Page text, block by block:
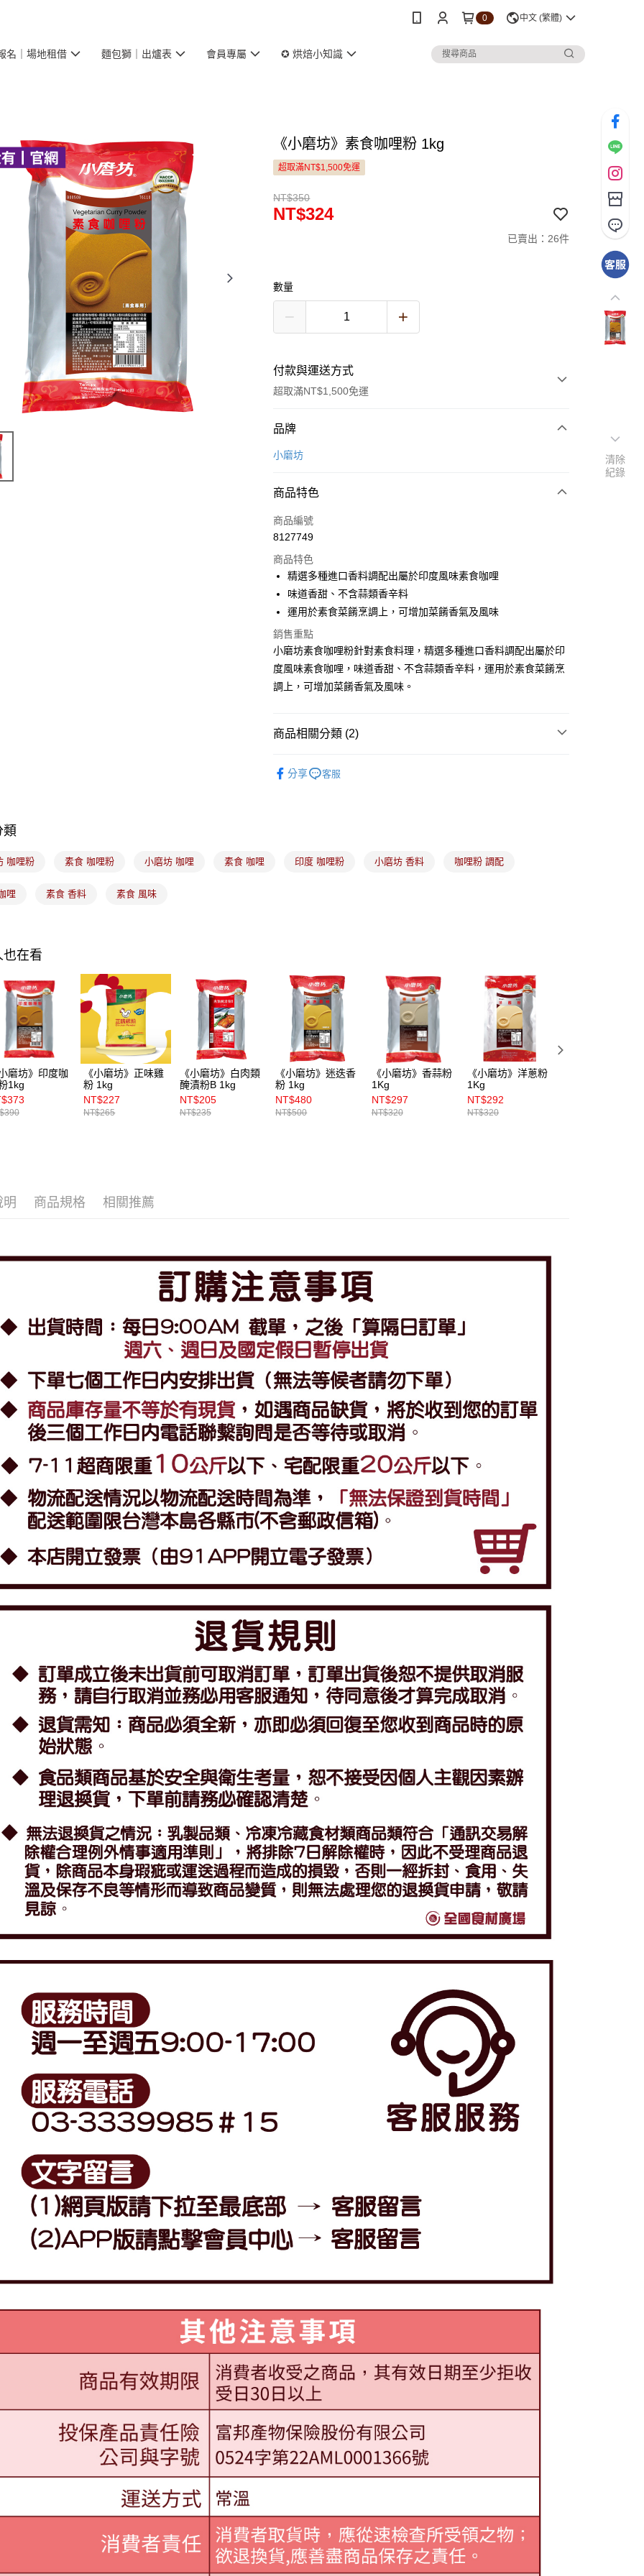
0 中文 (繁體)
名｜場地租借 麵包獅｜出爐表 會員專屬 ✪ 烘焙小知識
《小磨坊》素食咖哩粉 1kg
超取滿NT$1,500免運
NT$350
NT$324
已賣出：26件
數量
付款與運送方式
超取滿NT$1,500免運
付款方式
信用卡一次付款
悠遊付
Google Pay
全盈+PAY
ATM付款
7-11取貨(5kg以內，尺寸不超過90cm)
常溫宅配-(限重20kg以下)
付款後門市自取
品牌
小磨坊
商品特色
商品編號
8127749
商品特色
精選多種進口香料調配出屬於印度風味素食咖哩
味道香甜、不含蒜類香辛料
運用於素食菜餚烹調上，可增加菜餚香氣及風味
銷售重點
小磨坊素食咖哩粉針對素食料理，精選多種進口香料調配出屬於印
度風味素食咖哩，味道香甜、不含蒜類香辛料，運用於素食菜餚烹
調上，可增加菜餚香氣及風味。
商品相關分類 (2)
分享 客服
類
咖哩粉 素食 咖哩粉 小磨坊 咖哩 素食 咖哩 印度 咖哩粉 小磨坊 香料 咖哩粉 調配
哩 素食 香料 素食 風味
也在看
小磨坊》印度咖
1kg
《小磨坊》正味雞
粉 1kg
NT$227
NT$265
《小磨坊》白肉類
醃漬粉B 1kg
NT$205
NT$235
《小磨坊》迷迭香
粉 1kg
NT$480
NT$500
《小磨坊》香蒜粉
1Kg
NT$297
NT$320
《小磨坊》洋蔥粉
1Kg
NT$292
NT$320
明 商品規格 相關推薦
清除
紀錄